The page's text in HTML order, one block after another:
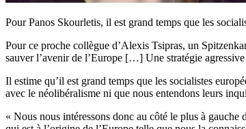
Pour Panos Skourletis, il est grand temps que les
Pour ce proche collègue d’Alexis Tsipras, un
sauver l’avenir de l’Europe […] Une stratégie
Il estime qu’il est grand temps que les socialistes
avec le néolibéralisme ni que nous entendons leurs
« Nous nous intéressons donc au côté le plus à